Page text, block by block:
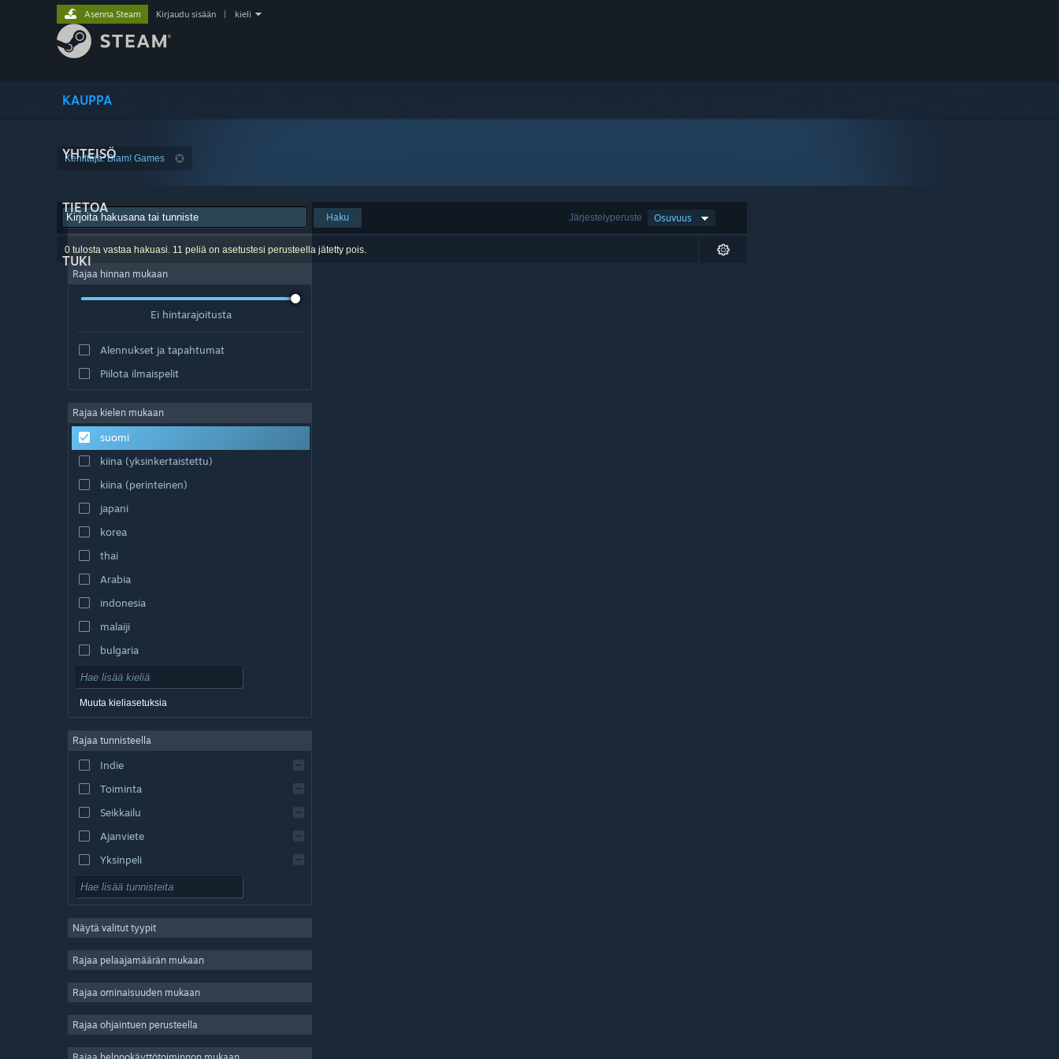
KAUPPA
YHTEISÖ
TIETOA
TUKI
Asenna Steam Kirjaudu sisään kieli
Kehittäjä: Blam! Games
Järjestelyperuste Osuvuus
Haku
0 tulosta vastaa hakuasi. 11 peliä on asetustesi perusteella jätetty pois.
Rajaa hinnan mukaan
Ei hintarajoitusta
Alennukset ja tapahtumat
Piilota ilmaispelit
Rajaa kielen mukaan
suomi
kiina (yksinkertaistettu)
kiina (perinteinen)
japani
korea
thai
Arabia
indonesia
malaiji
bulgaria
tšekki
tanska
englanti
espanja – Espanja
espanja – Lat. Am.
Muuta kieliasetuksia
Rajaa tunnisteella
Indie
Toiminta
Seikkailu
Ajanviete
Yksinpeli
Simulaatio
Strategia
2D
Pelaa ilmaiseksi
Näytä valitut tyypit
Rajaa pelaajamäärän mukaan
Rajaa ominaisuuden mukaan
Rajaa ohjaintuen perusteella